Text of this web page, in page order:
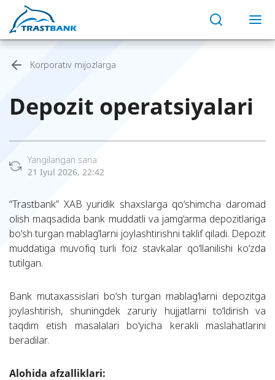
Korporativ mijozlarga
Depozit operatsiyalari
Yangilangan sana:
21 Iyul 2026, 22:42
“Trastbank” XAB yuridik shaxslarga qo‘shimcha daromad
olish maqsadida bank muddatli va jamg‘arma depozitlariga
bo‘sh turgan mablag‘larni joylashtirishni taklif qiladi. Depozit
muddatiga muvofiq turli foiz stavkalar qo‘llanilishi ko‘zda
tutilgan.
Bank mutaxassislari bo‘sh turgan mablag‘larni depozitga
joylashtirish, shuningdek zaruriy hujjatlarni to‘ldirish va
taqdim etish masalalari bo‘yicha kerakli maslahatlarini
beradilar.
Alohida afzalliklari: